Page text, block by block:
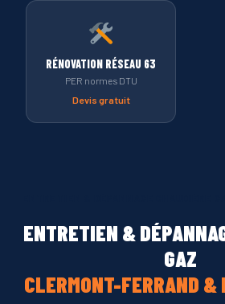
RÉNOVATION RÉSEAU 63
PER normes DTU
Devis gratuit
ENTRETIEN &
GAZ
CLERMONT-FERRAND &